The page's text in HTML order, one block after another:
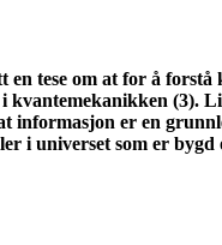
tese om at for å
(3).
er en
i universet som er bygd